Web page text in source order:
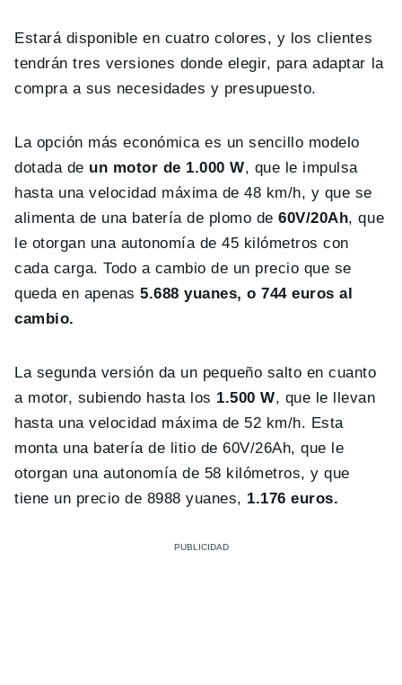
Estará disponible en cuatro colores, y los clientes
tendrán tres versiones donde elegir, para adaptar la
compra a sus necesidades y presupuesto.
La opción más económica es un sencillo modelo
dotada de un motor de 1.000 W, que le impulsa
hasta una velocidad máxima de 48 km/h, y que se
alimenta de una batería de plomo de60V/20Ah, que
le otorgan una autonomía de 45 kilómetros con
cada carga. Todo a cambio de un precio que se
queda en apenas5.688 yuanes, o 744 euros al
cambio.
La segunda versión da un pequeño salto en cuanto
a motor, subiendo hasta los 1.500 W, que le llevan
hasta una velocidad máxima de 52 km/h. Esta
monta una batería de litio de 60V/26Ah, que le
otorgan una autonomía de 58 kilómetros, y que
tiene un precio de 8988 yuanes, 1.176 euros.